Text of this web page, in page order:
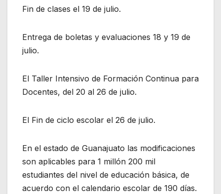
Fin de clases el 19 de julio.
Entrega de boletas y evaluaciones 18 y 19 de
julio.
El Taller Intensivo de Formación Continua para
Docentes, del 20 al 26 de julio.
El Fin de ciclo escolar el 26 de julio.
En el estado de Guanajuato las modificaciones
son aplicables para 1 millón 200 mil
estudiantes del nivel de educación básica, de
acuerdo con el calendario escolar de 190 días.